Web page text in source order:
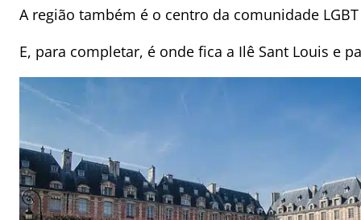
A região também é o centro da comunidade
E, para completar, é onde fica a Ilê Sant Louis e